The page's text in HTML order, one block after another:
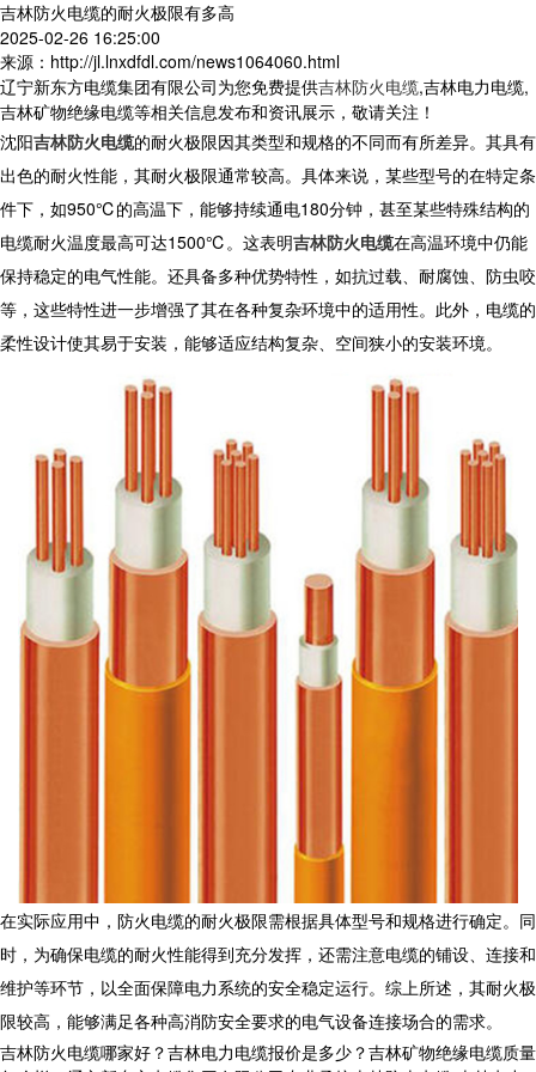
吉林防火电缆的耐火极限有多高
2025-02-26 16:25:00
来源：http://jl.lnxdfdl.com/news1064060.html
辽宁新东方电缆集团有限公司为您免费提供吉林防火电缆,吉林电力电缆,
吉林矿物绝缘电缆等相关信息发布和资讯展示，敬请关注！
沈阳吉林防火电缆的耐火极限因其类型和规格的不同而有所差异。其具有
出色的耐火性能，其耐火极限通常较高。具体来说，某些型号的在特定条
件下，如950℃的高温下，能够持续通电180分钟，甚至某些特殊结构的
电缆耐火温度最高可达1500℃。这表明吉林防火电缆在高温环境中仍能
保持稳定的电气性能。还具备多种优势特性，如抗过载、耐腐蚀、防虫咬
等，这些特性进一步增强了其在各种复杂环境中的适用性。此外，电缆的
柔性设计使其易于安装，能够适应结构复杂、空间狭小的安装环境。
在实际应用中， 防火电缆的耐火极限需根据具体型号和规格进行确定。同
时，为确保电缆的耐火性能得到充分发挥，还需注意电缆的铺设、连接和
维护等环节，以全面保障电力系统的安全稳定运行。综上所述，其耐火极
限较高，能够满足各种高消防安全要求的电气设备连接场合的需求。
吉林防火电缆哪家好？吉林电力电缆报价是多少？吉林矿物绝缘电缆质量